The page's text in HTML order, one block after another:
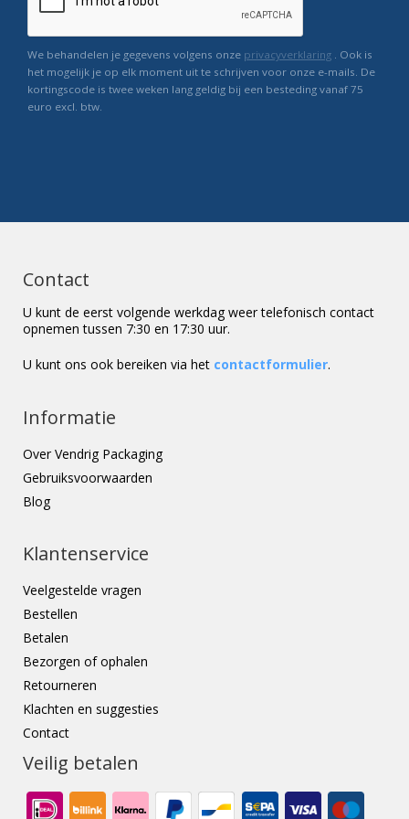
We behandelen je gegevens volgens onze privacyverklaring . Ook is
het mogelijk je op elk moment uit te schrijven voor onze e-mails. De
kortingscode is twee weken lang geldig bij een besteding vanaf 75
euro excl. btw.
Contact
U kunt de eerst volgende werkdag weer telefonisch contact
opnemen tussen 7:30 en 17:30 uur.
U kunt ons ook bereiken via het contactformulier.
Informatie
Over Vendrig Packaging
Gebruiksvoorwaarden
Blog
Klantenservice
Veelgestelde vragen
Bestellen
Betalen
Bezorgen of ophalen
Retourneren
Klachten en suggesties
Contact
Veilig betalen